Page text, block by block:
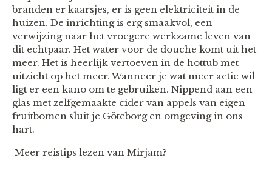
branden er kaarsjes, er is geen elektriciteit in de
huizen. De inrichting is erg smaakvol, een
verwijzing naar het vroegere werkzame leven van
dit echtpaar. Het water voor de douche komt uit het
meer. Het is heerlijk vertoeven in de hottub met
uitzicht op het meer. Wanneer je wat meer actie wil
ligt er een kano om te gebruiken. Nippend aan een
glas met zelfgemaakte cider van appels van eigen
fruitbomen sluit je Göteborg en omgeving in ons
hart.
Meer reistips lezen van Mirjam?